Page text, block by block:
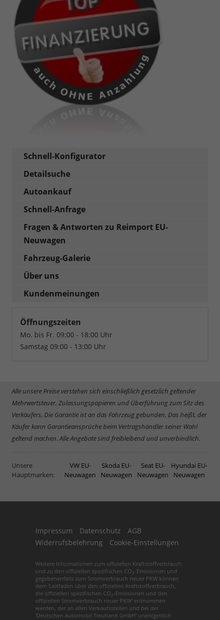
Schnell-Konfigurator
Detailsuche
Autoankauf
Schnell-Anfrage
Fragen & Antworten zu Reimport EU-
Neuwagen
Fahrzeug-Galerie
Über uns
Kundenmeinungen
Öffnungszeiten
Mo. bis Fr. 09:00 - 18:00 Uhr
Samstag 09:00 - 13:00 Uhr
Alle unsere Preise verstehen sich einschließlich gesetzlich geltender
Mehrwertsteuer, Zulassungspapieren und Überführung zum Sitz des
Verkäufers. Die Garantie ist an das Fahrzeug gebunden. Das heißt, der
Käufer kann Garantieansprüche beim Vertragshändler seiner Wahl
geltend machen. Alle Angebote sind freibleibend und unverbindlich.
Unsere
Hauptmarken:
VW EU-
Neuwagen
Skoda EU-
Neuwagen
Seat EU-
Neuwagen
Hyundai EU-
Neuwagen
Impressum Datenschutz
AGB
Widerrufsbelehrung
Cookie-Einstellungen
Weitere Informationen zum offiziellen Kraftstoffverbrauch
und zu den offiziellen spezifischen CO2 -Emissionen und
gegebenenfalls zum Stromverbrauch neuer PKW können
dem 'Leitfaden über den offiziellen Kraftstoffverbrauch,
die offiziellen spezifischen CO2 -Emissionen und den
offiziellen Stromverbrauch neuer PKW' entnommen
werden, der an allen Verkaufsstellen und bei der
'Deutschen Automobil Treuhand GmbH' unentgeltlich